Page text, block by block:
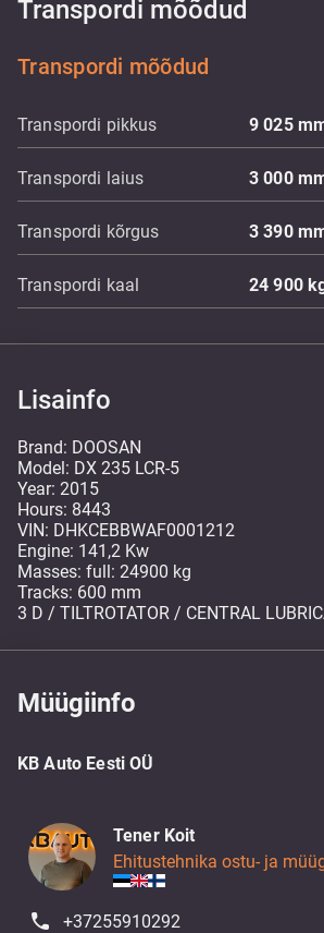
Transpordi mõõdud
Transpordi mõõdud
Transpordi pikkus 9 025
Transpordi laius 3 000
Transpordi kõrgus 3 390
Transpordi kaal 24 900
Lisainfo
Brand: DOOSAN
Model: DX 235 LCR-5
Year: 2015
Hours: 8443
VIN: DHKCEBBWAF0001212
Engine: 141,2 Kw
Masses: full: 24900 kg
Tracks: 600 mm
Müügiinfo
KB Auto Eesti OÜ
Tener Koit
Ehitustehnika ostu- ja
+37255910292